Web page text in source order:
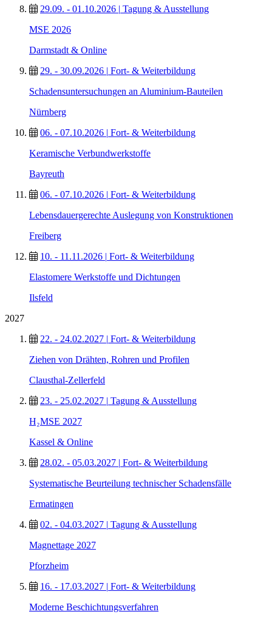
29.09. - 01.10.2026 | Tagung & Ausstellung
MSE 2026
Darmstadt & Online
29. - 30.09.2026 | Fort- & Weiterbildung
Schadensuntersuchungen an Aluminium-Bauteilen
Nürnberg
06. - 07.10.2026 | Fort- & Weiterbildung
Keramische Verbundwerkstoffe
Bayreuth
06. - 07.10.2026 | Fort- & Weiterbildung
Lebensdauergerechte Auslegung von Konstruktionen
Freiberg
10. - 11.11.2026 | Fort- & Weiterbildung
Elastomere Werkstoffe und Dichtungen
Ilsfeld
2027
22. - 24.02.2027 | Fort- & Weiterbildung
Ziehen von Drähten, Rohren und Profilen
Clausthal-Zellerfeld
23. - 25.02.2027 | Tagung & Ausstellung
H₂MSE 2027
Kassel & Online
28.02. - 05.03.2027 | Fort- & Weiterbildung
Systematische Beurteilung technischer Schadensfälle
Ermatingen
02. - 04.03.2027 | Tagung & Ausstellung
Magnettage 2027
Pforzheim
16. - 17.03.2027 | Fort- & Weiterbildung
Moderne Beschichtungsverfahren